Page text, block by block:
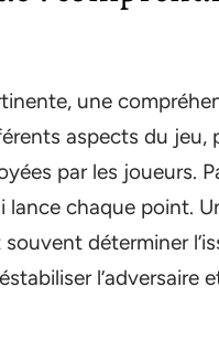
une
aspects du jeu,
par les joueurs.
chaque point.
déterminer
l’adversaire